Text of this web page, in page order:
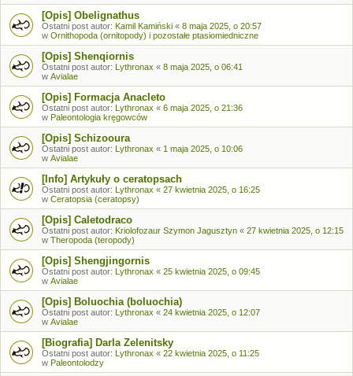
[Opis] Obelignathus
Ostatni post autor: Kamil Kamiński « 8 maja 2025, o 20:57
w Ornithopoda (ornitopody) i pozostałe ptasiomiedniczne
[Opis] Shenqiornis
Ostatni post autor: Lythronax « 8 maja 2025, o 06:41
w Avialae
[Opis] Formacja Anacleto
Ostatni post autor: Lythronax « 6 maja 2025, o 21:36
w Paleontologia kręgowców
[Opis] Schizooura
Ostatni post autor: Lythronax « 1 maja 2025, o 10:06
w Avialae
[Info] Artykuły o ceratopsach
Ostatni post autor: Lythronax « 27 kwietnia 2025, o 16:25
w Ceratopsia (ceratopsy)
[Opis] Caletodraco
Ostatni post autor: Kriolofozaur Szymon Jagusztyn « 27 kwietnia 2025, o 12:15
w Theropoda (teropody)
[Opis] Shengjingornis
Ostatni post autor: Lythronax « 25 kwietnia 2025, o 09:45
w Avialae
[Opis] Boluochia (boluochia)
Ostatni post autor: Lythronax « 24 kwietnia 2025, o 12:07
w Avialae
[Biografia] Darla Zelenitsky
Ostatni post autor: Lythronax « 22 kwietnia 2025, o 11:25
w Paleontolodzy